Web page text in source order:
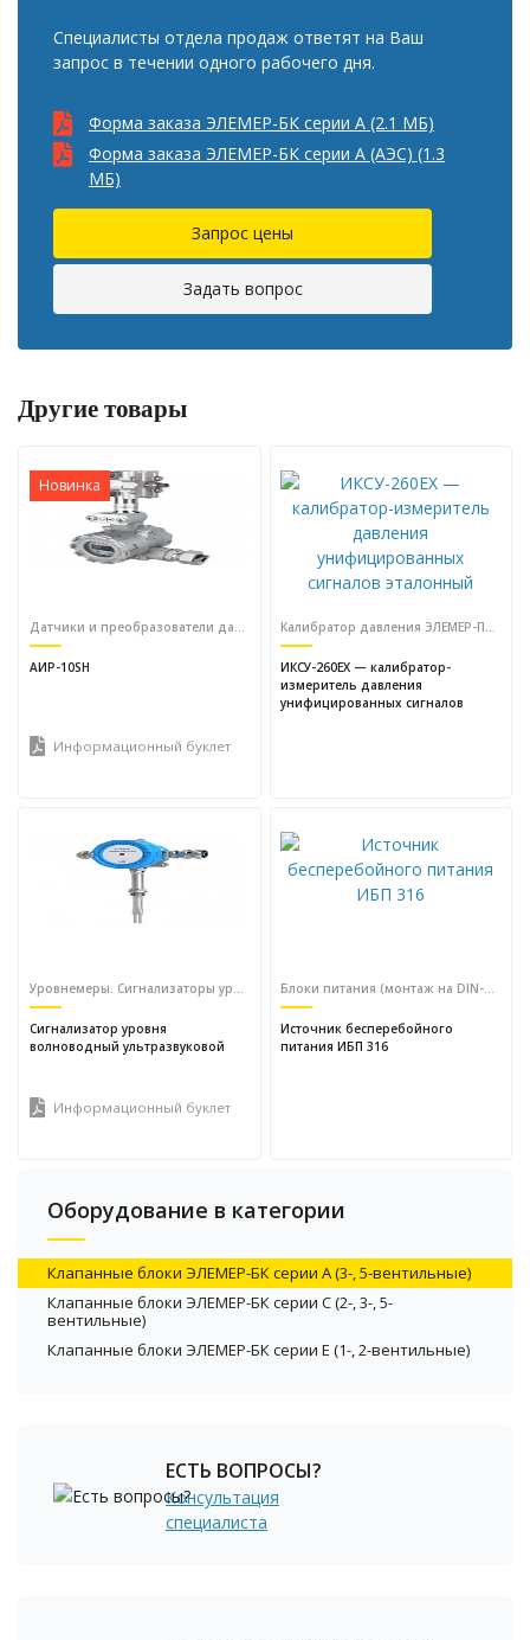
Специалисты отдела продаж ответят на Ваш
запрос в течении одного рабочего дня.
Форма заказа ЭЛЕМЕР-БК серии А (2.1 MБ)
Форма заказа ЭЛЕМЕР-БК серии А (АЭС) (1.3
MБ)
Запрос цены
Задать вопрос
Другие товары
Новинка
АИР-10SH
Информационный буклет
ИКСУ-260EX — калибратор-
измеритель давления
унифицированных сигналов
Сигнализатор уровня
волноводный ультразвуковой
Информационный буклет
Источник бесперебойного
питания ИБП 316
Оборудование в категории
Клапанные блоки ЭЛЕМЕР-БК серии А (3-, 5-вентильные)
Клапанные блоки ЭЛЕМЕР-БК серии C (2-, 3-, 5-
вентильные)
Клапанные блоки ЭЛЕМЕР-БК серии Е (1-, 2-вентильные)
ЕСТЬ ВОПРОСЫ?
Консультация
специалиста